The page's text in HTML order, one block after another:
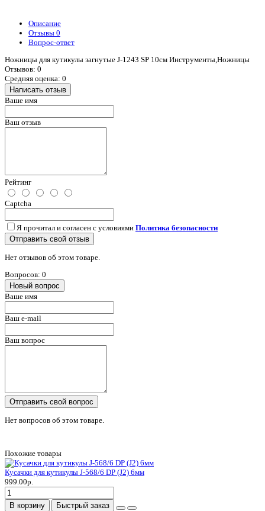
Описание
Отзывы 0
Вопрос-ответ
Ножницы для кутикулы загнутые J-1243 SP 10см Инструменты,Ножницы
Отзывов: 0
Средняя оценка: 0
Написать отзыв
Ваше имя
Ваш отзыв
Рейтинг
Captcha
Я прочитал и согласен с условиями Политика безопасности
Отправить свой отзыв
Нет отзывов об этом товаре.
Вопросов: 0
Новый вопрос
Ваше имя
Ваш e-mail
Ваш вопрос
Отправить свой вопрос
Нет вопросов об этом товаре.
Похожие товары
Кусачки для кутикулы J-568/6 DP (J2) 6мм
999.00р.
В корзину Быстрый заказ